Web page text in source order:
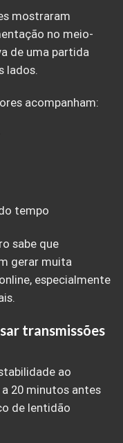
mostraram
no meio-
de uma partida
lados.
acompanham:
tempo
sabe que
gerar muita
especialmente
transmissões
ao
20 minutos antes
de lentidão